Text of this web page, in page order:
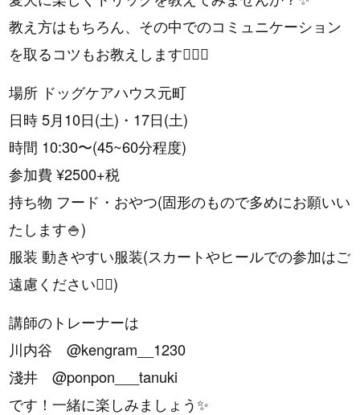
教え方はもちろん、その中でのコミュニケーション
を取るコツもお教えします✊🏻💖
場所 ドッグケアハウス元町
日時 5月10日(土)・17日(土)
時間 10:30〜(45~60分程度)
参加費 ¥2500+税
持ち物 フード・おやつ(固形のもので多めにお願いい
たします🍚)
服装 動きやすい服装(スカートやヒールでの参加はご
遠慮ください🙇‍♀️)
講師のトレーナーは
川内谷 @kengram__1230
淺井 @ponpon___tanuki
です！一緒に楽しみましょう✨